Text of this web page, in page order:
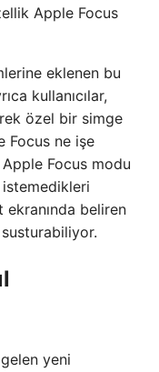
Apple Focus
eklenen bu
kullanıcılar,
özel bir simge
Focus ne işe
Focus modu
istemedikleri
ekranında beliren
susturabiliyor.
gelen yeni